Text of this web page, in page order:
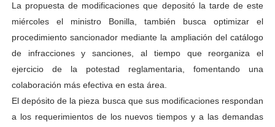
La propuesta de modificaciones que depositó la tarde de este
miércoles el ministro Bonilla, también busca optimizar el
procedimiento sancionador mediante la ampliación del catálogo
de infracciones y sanciones, al tiempo que reorganiza el
ejercicio de la potestad reglamentaria, fomentando una
colaboración más efectiva en esta área.
El depósito de la pieza busca que sus modificaciones respondan
a los requerimientos de los nuevos tiempos y a las demandas